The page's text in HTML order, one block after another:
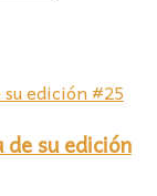
de su edición